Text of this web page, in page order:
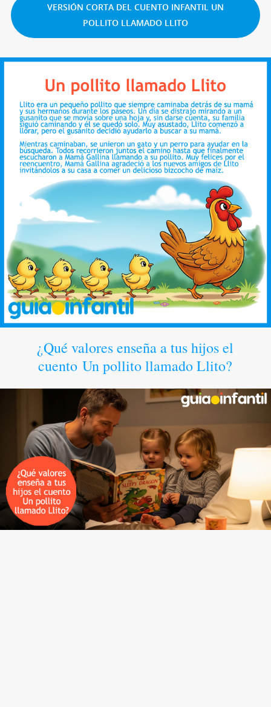
VERSIÓN CORTA DEL CUENTO INFANTIL UN
POLLITO LLAMADO LLITO
¿Qué valores enseña a tus hijos el
cuento Un pollito llamado Llito?